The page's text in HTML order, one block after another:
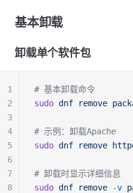
基本卸载
卸载单个软件包
# 基本卸载命令
sudo dnf remove
# 示例：卸载Apache
sudo dnf remove
# 卸载时显示详细信息
sudo dnf remove -v
1
2
3
4
5
6
7
8